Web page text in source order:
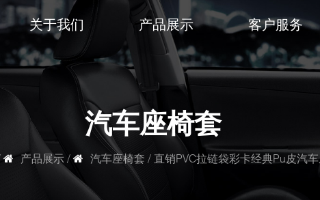
关于我们 产品展示 客户服务
汽车座椅套
产品展示/ 汽车座椅套 / 直销PVC拉链袋彩卡经典Pu皮汽